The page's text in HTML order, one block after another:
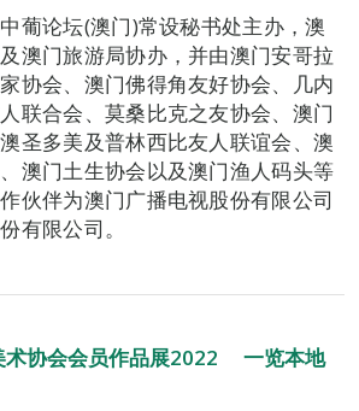
葡论坛(澳门)常设秘书处主办，澳
澳门旅游局协办，并由澳门安哥拉
协会、澳门佛得角友好协会、几内
联合会、莫桑比克之友协会、澳门
圣多美及普林西比友人联谊会、澳
澳门土生协会以及澳门渔人码头等
伙伴为澳门广播电视股份有限公司
有限公司。
术协会会员作品展2022 一览本地